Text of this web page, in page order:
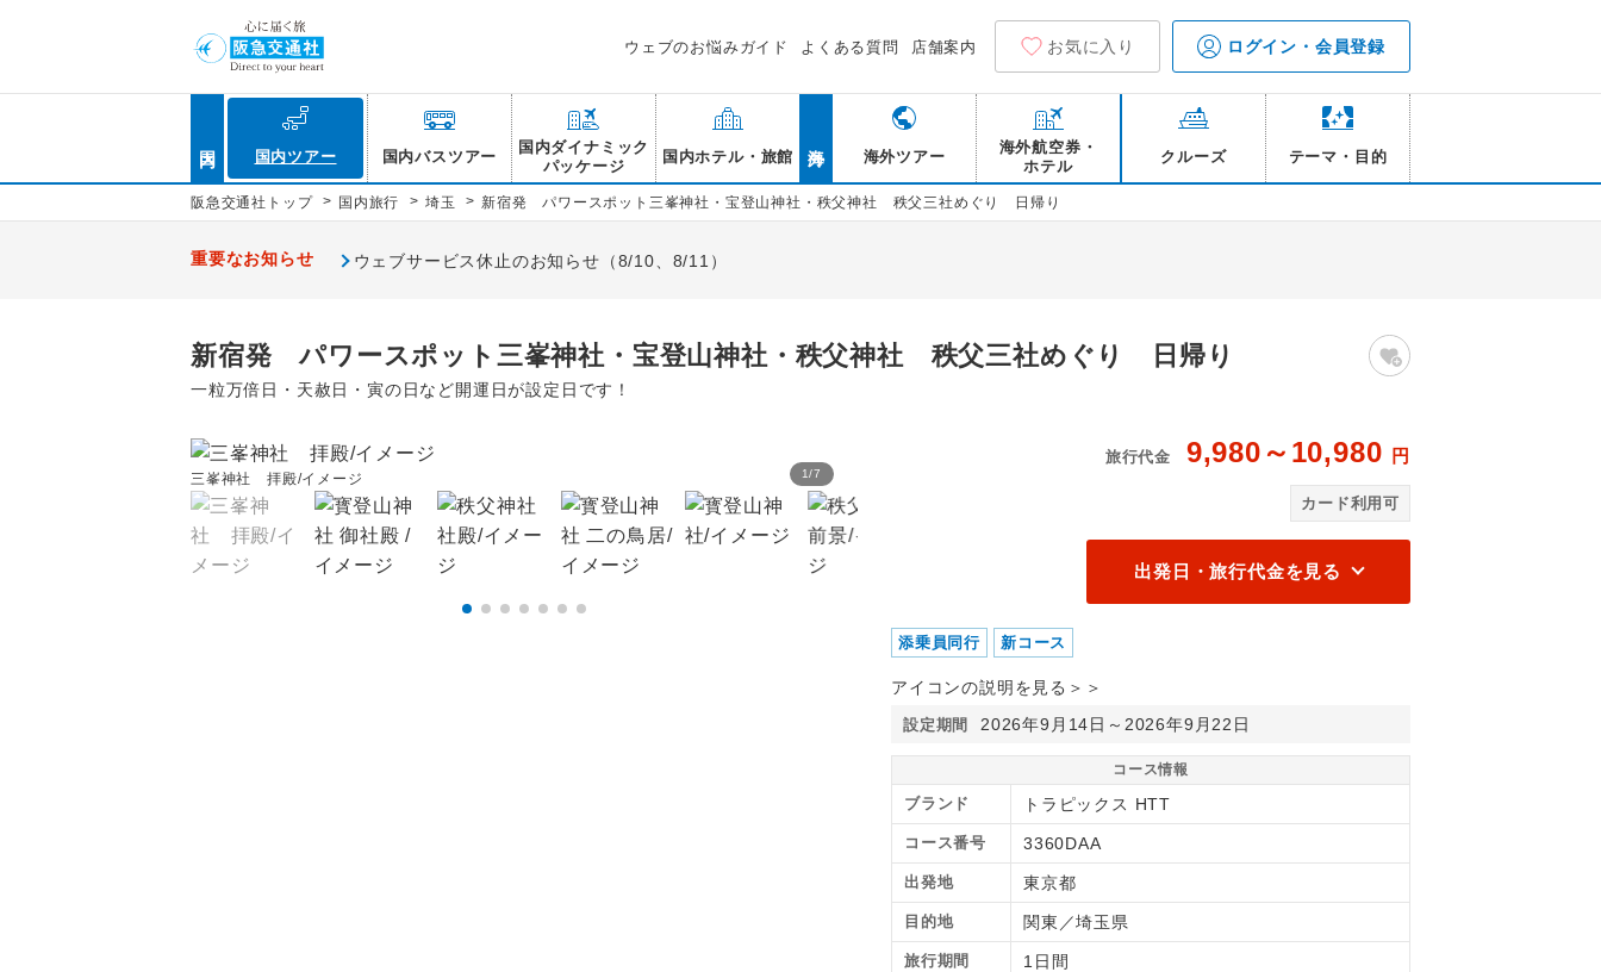
ウェブのお悩みガイド よくある質問 店舗案内 お気に入り ログイン・会員登録
国内ツアー 国内バスツアー
国内ダイナミック
パッケージ
国内ホテル・旅館 海外ツアー
海外航空券・
ホテル
クルーズ テーマ・目的
阪急交通社トップ > 国内旅行 > 埼玉 > 新宿発 パワースポット三峯神社・宝登山神社・秩父神社 秩父三社めぐり 日帰り
重要なお知らせ ウェブサービス休止のお知らせ（8/10、8/11）
新宿発 パワースポット三峯神社・宝登山神社・秩父神社 秩父三社めぐり 日帰り
一粒万倍日・天赦日・寅の日など開運日が設定日です！
1/7
三峯神社 拝殿/イメージ
旅行代金 9,980～10,980 円
カード利用可
出発日・旅行代金を見る
添乗員同行 新コース
アイコンの説明を見る＞＞
設定期間 2026年9月14日～2026年9月22日
コース情報
ブランド トラピックス HTT
コース番号 3360DAA
出発地 東京都
目的地 関東／埼玉県
旅行期間 1日間